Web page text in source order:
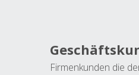
Firmenkunden die